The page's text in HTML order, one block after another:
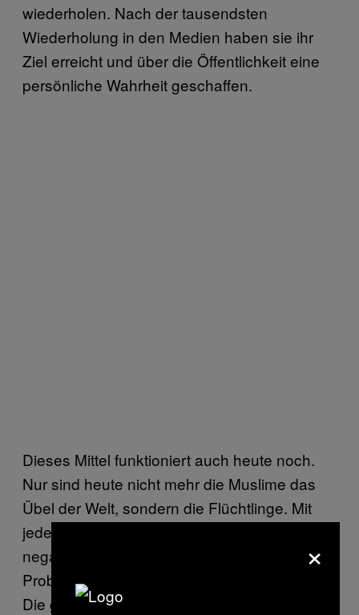
wiederholen. Nach der tausendsten
Wiederholung in den Medien haben sie ihr
Ziel erreicht und über die Öffentlichkeit eine
persönliche Wahrheit geschaffen.
Dieses Mittel funktioniert auch heute noch.
Nur sind heute nicht mehr die Muslime das
Übel der Welt, sondern die Flüchtlinge. Mit
jedem Bericht, der Flüchtlinge in einen
negativen Kontext setzt, sie als Teil eines
Problems sieht, wird das Mantra wiederholt.
Die gute Nachricht dabei: Wir können etwas
×